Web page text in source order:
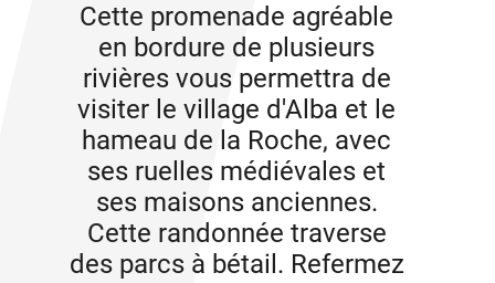
Cette promenade agréable
en bordure de plusieurs
rivières vous permettra de
visiter le village d'Alba et le
hameau de la Roche, avec
ses ruelles médiévales et
ses maisons anciennes.
Cette randonnée traverse
des parcs à bétail. Refermez